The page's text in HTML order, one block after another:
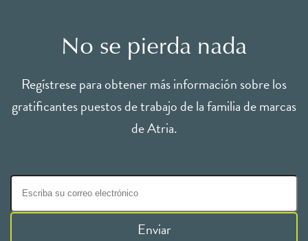
No se pierda nada
Regístrese para obtener más información sobre los
gratificantes puestos de trabajo de la familia de marcas
de Atria.
Enviar